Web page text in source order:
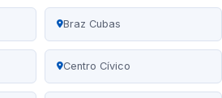
Braz Cubas
Centro Cívico